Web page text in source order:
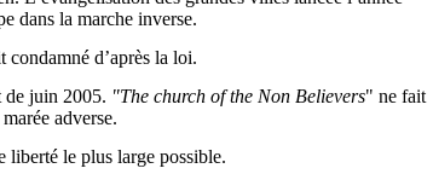
dans la marche inverse.
d’après la loi.
de juin 2005. "The church of the Non Believers" ne fait
adverse.
liberté le plus large possible.